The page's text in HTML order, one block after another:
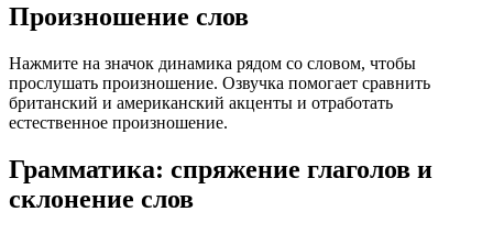
Произношение слов
Нажмите на значок динамика рядом со словом, чтобы
прослушать произношение. Озвучка помогает сравнить
британский и американский акценты и отработать
естественное произношение.
Грамматика: спряжение глаголов и
склонение слов